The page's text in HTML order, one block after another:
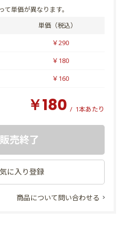
単価が異なります。
単価（税込）
￥290
￥180
￥160
￥180 / 1本あたり
販売終了
に入り登録
商品について問い合わせる